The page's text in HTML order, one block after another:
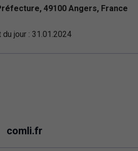
49100 Angers, France
jour : 31.01.2024
comli.fr